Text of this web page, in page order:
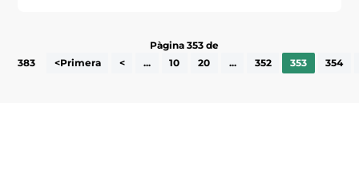
Pàgina 353 de
383
<Primera < ... 10 20 ... 352 353 354